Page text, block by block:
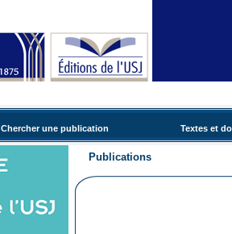
Chercher une publication Textes et
Publications